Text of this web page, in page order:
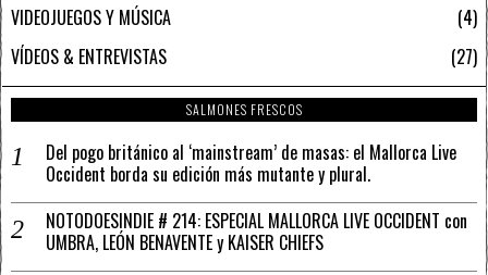
VIDEOJUEGOS Y MÚSICA
4
VÍDEOS & ENTREVISTAS
27
SALMONES FRESCOS
Del pogo británico al ‘mainstream’ de masas: el Mallorca Live
Occident borda su edición más mutante y plural.
NOTODOESINDIE # 214: ESPECIAL MALLORCA LIVE OCCIDENT con
UMBRA, LEÓN BENAVENTE y KAISER CHIEFS